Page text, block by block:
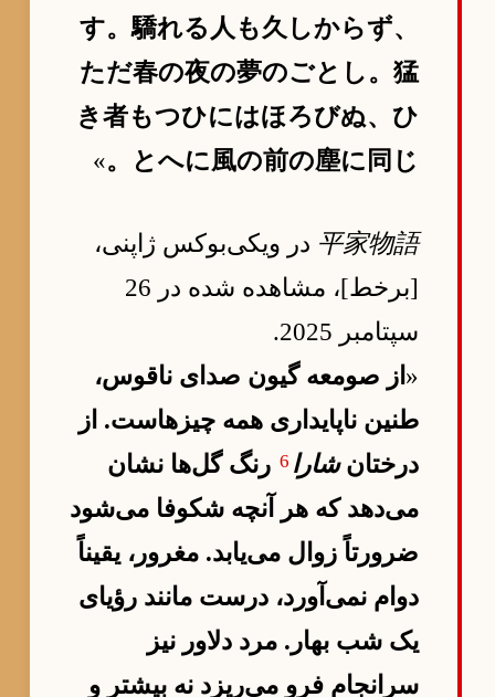
す。驕れる人も久しからず、
ただ春の夜の夢のごとし。猛
き者もつひにはほろびぬ、ひ
とへに風の前の塵に同じ。
»
平家物語 در ویکی‌بوکس ژاپنی،
[برخط]، مشاهده شده در 26
سپتامبر 2025.
« از صومعه گیون صدای ناقوس،
طنین ناپایداری همه چیزهاست. از
درختانشارا 6 رنگ گل‌ها نشان
می‌دهد که هر آنچه شکوفا می‌شود
ضرورتاً زوال می‌یابد. مغرور، یقیناً
دوام نمی‌آورد، درست مانند رؤیای
یک شب بهار. مرد دلاور نیز
سرانجام فرو می‌ریزد نه بیشتر و